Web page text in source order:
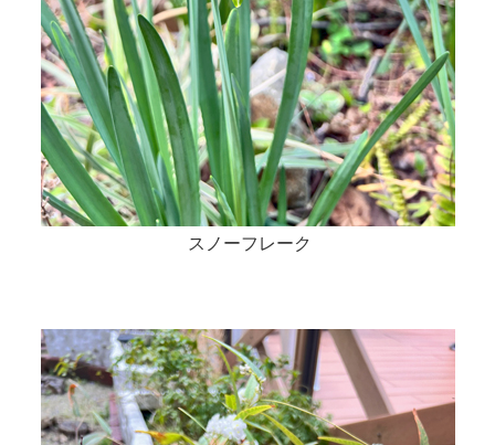
スノーフレーク